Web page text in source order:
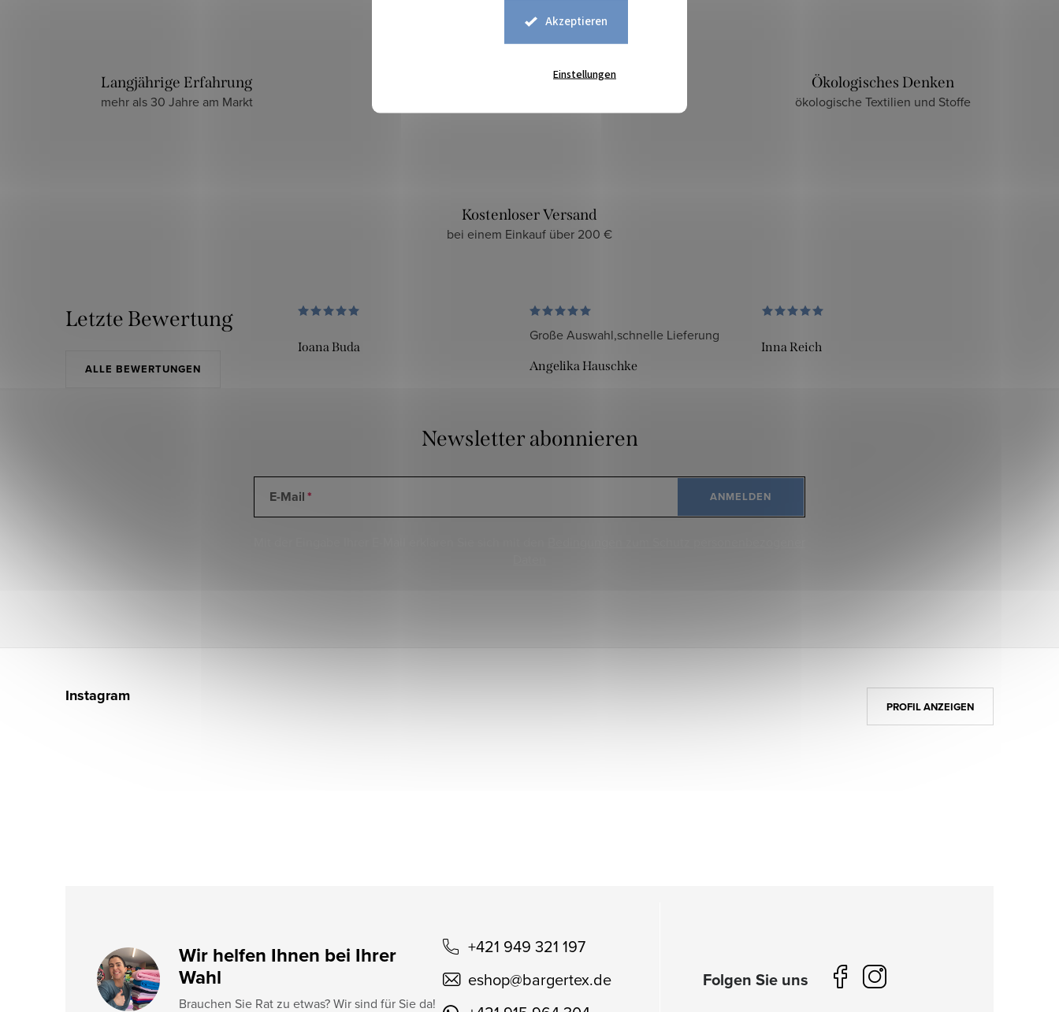
Akzeptieren
Einstellungen
Langjährige Erfahrung
mehr als 30 Jahre am Markt
Sicherer Kauf Ökologisches Denken
ökologische Textilien und Stoffe
Kostenloser Versand
bei einem Einkauf über 200 €
Letzte Bewertung
ALLE BEWERTUNGEN
Ioana Buda
Große Auswahl,schnelle Lieferung
Angelika Hauschke
Inna Reich
Newsletter abonnieren
E-Mail ANMELDEN
Wir helfen Ihnen bei Ihrer
Wahl
Brauchen Sie Rat zu etwas? Wir sind für Sie da!
+421 949 321 197
eshop@bargertex.de
Instagram
PROFIL ANZEIGEN